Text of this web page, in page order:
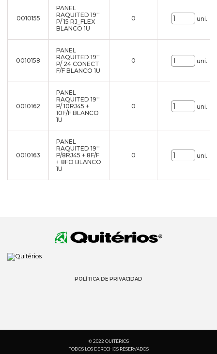
0010155
PANEL
RAQUITED 19''
P/ 15 RJ_FLEX
BLANCO 1U
0 uni.
0010158
PANEL
RAQUITED 19''
P/ 24 CONECT
F/F BLANCO 1U
0 uni.
0010162
PANEL
RAQUITED 19''
P/ 10RJ45 +
10F/F BLANCO
1U
0 uni.
0010163
PANEL
RAQUITED 19''
P/8RJ45 + 8F/F
+ 8FO BLANCO
1U
0 uni.
POLÍTICA DE PRIVACIDAD
© 2022 QUITÉRIOS
TODOS LOS DERECHOS RESERVADOS